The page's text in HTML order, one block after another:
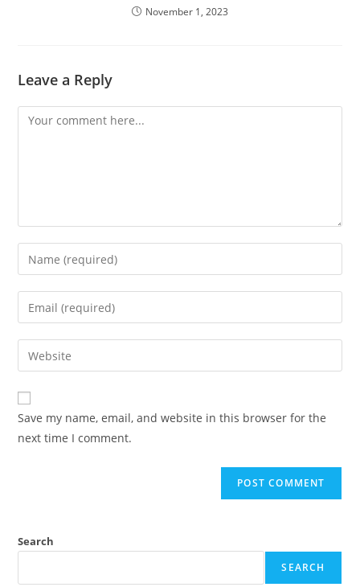
November 1, 2023
Leave a Reply
Comment
Enter
your
name
comment
Enter
your
email
address
comment
Enter
your
website
URL
(optional)
Save my name, email, and website in this browser for the
next time I comment.
Search
SEARCH